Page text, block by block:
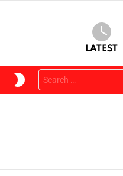
LATEST
SKIN
Search
for: